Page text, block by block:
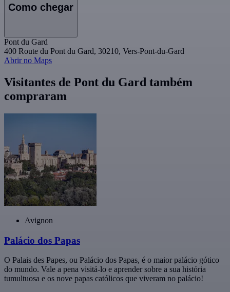
Como chegar
Pont du Gard
400 Route du Pont du Gard, 30210, Vers-Pont-du-Gard
Abrir no Maps
Visitantes de Pont du Gard também
compraram
Avignon
Palácio dos Papas
O Palais des Papes, ou Palácio dos Papas, é o maior palácio gótico
do mundo. Vale a pena visitá-lo e aprender sobre a sua história
tumultuosa e os nove papas católicos que viveram no palácio!